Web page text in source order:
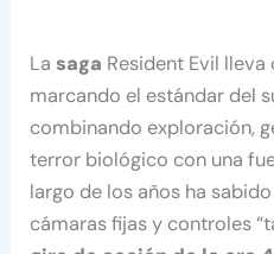
Lasaga Resident Evil
marcando el estándar del
combinando exploración,
terror biológico con una
largo de los años ha
cámaras fijas y controles